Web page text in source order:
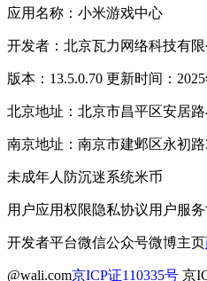
应用名称：小米游戏中心
开发者：北京瓦力网络科技有限
版本：13.5.0.70 更新时间：2025
北京地址：北京市昌平区安居
南京地址：南京市建邺区永初
未成年人防沉迷系统米币
用户应用权限隐私协议用户服
开发者平台微信公众号微博主页
@wali.com京ICP证110335号 京